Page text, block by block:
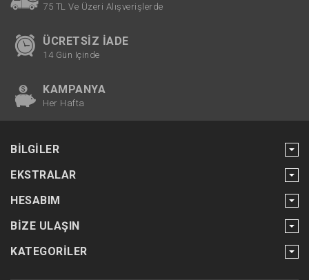
75 TL Ve Üzeri Alışverişlerde
ÜCRETSIZ İADE
14 Gün Içinde
KAMPANYA
Her Hafta
BILGILER
EKSTRALAR
HESABIM
BIZE ULAŞIN
KATEGORILER